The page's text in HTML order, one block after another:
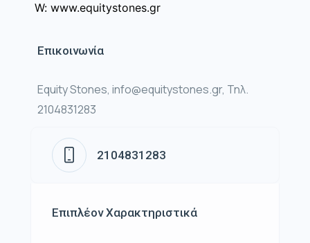
W: www.equitystones.gr
Επικοινωνία
Equity Stones, info@equitystones.gr, Τηλ.
2104831283
2104831283
Επιπλέον Χαρακτηριστικά